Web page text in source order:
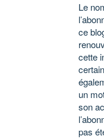
Le
ce
cette
un
son
pas